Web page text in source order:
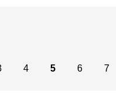
4 5 6 7